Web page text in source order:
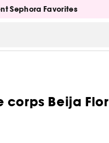
Sephora Favorites
corps Beija Flor